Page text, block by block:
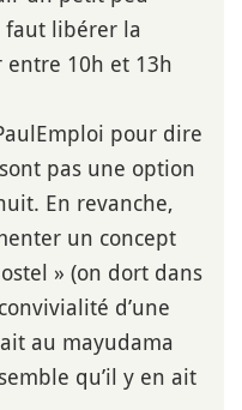
faut libérer la
entre 10h et 13h
pour dire
pas une option
En revanche,
un concept
» (on dort dans
d’une
au mayudama
qu’il y en ait